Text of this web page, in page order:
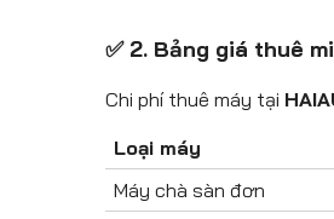
✅ 2. Bảng giá thuê
Chi phí thuê máy tại
Loại máy
Máy chà sàn đơn